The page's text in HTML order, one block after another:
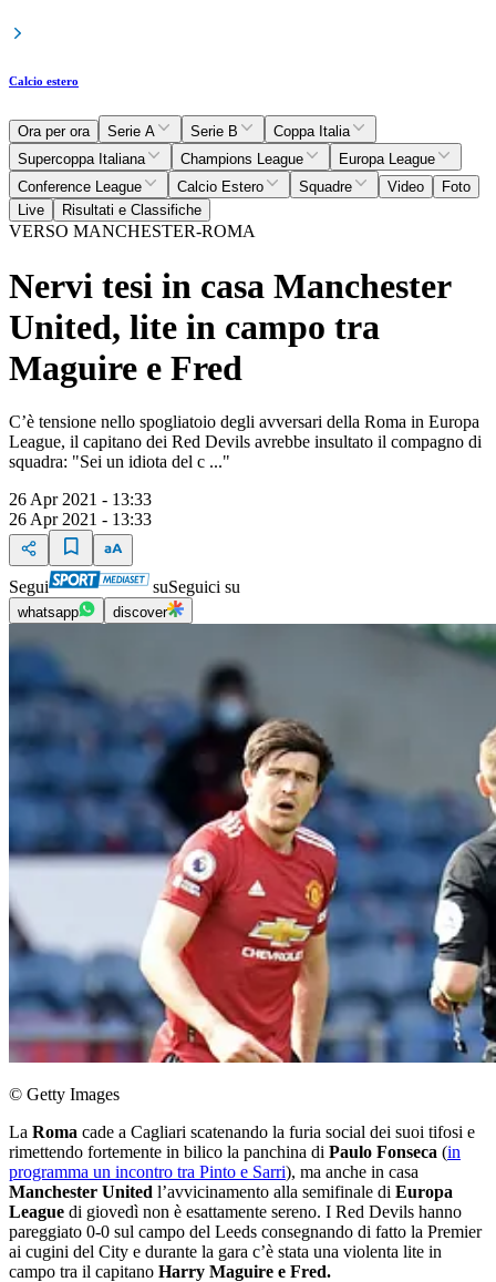
Calcio estero
Ora per ora Serie A Serie B
Coppa Italia
Supercoppa Italiana
Champions League
Europa League
Conference League
Calcio Estero Squadre Video
Foto
Live
Risultati e Classifiche
VERSO MANCHESTER-ROMA
Nervi tesi in casa Manchester
United, lite in campo tra
Maguire e Fred
C’è tensione nello spogliatoio degli avversari della Roma in Europa
League, il capitano dei Red Devils avrebbe insultato il compagno di
squadra: "Sei un idiota del c ..."
26 Apr 2021 - 13:33
26 Apr 2021 - 13:33
Segui suSeguici su
whatsapp discover
© Getty Images
La Roma cade a Cagliari scatenando la furia social dei suoi tifosi e
rimettendo fortemente in bilico la panchina di Paulo Fonseca (in
programma un incontro tra Pinto e Sarri), ma anche in casa
Manchester United l’avvicinamento alla semifinale di Europa
League di giovedì non è esattamente sereno. I Red Devils hanno
pareggiato 0-0 sul campo del Leeds consegnando di fatto la Premier
ai cugini del City e durante la gara c’è stata una violenta lite in
campo tra il capitano Harry Maguire e Fred.